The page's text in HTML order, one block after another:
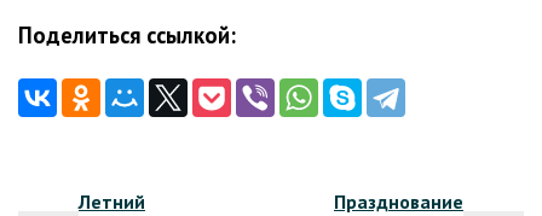
Поделиться ссылкой:
Летний
Празднование